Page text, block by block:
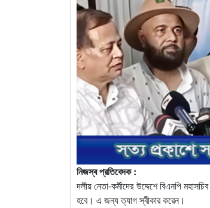
নিজস্ব প্রতিবেদক :
দলীয় নেতা-কর্মীদের উদ্দেশে বিএনপি
হবে। এ জন্য ত্যাগ স্বীকার করেন।